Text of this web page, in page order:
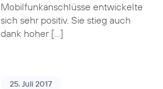
Mobilfunkanschlüsse entwickelte
sich sehr positiv. Sie stieg auch
dank hoher […]
25. Juli 2017